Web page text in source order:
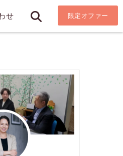
せ 限定オファー